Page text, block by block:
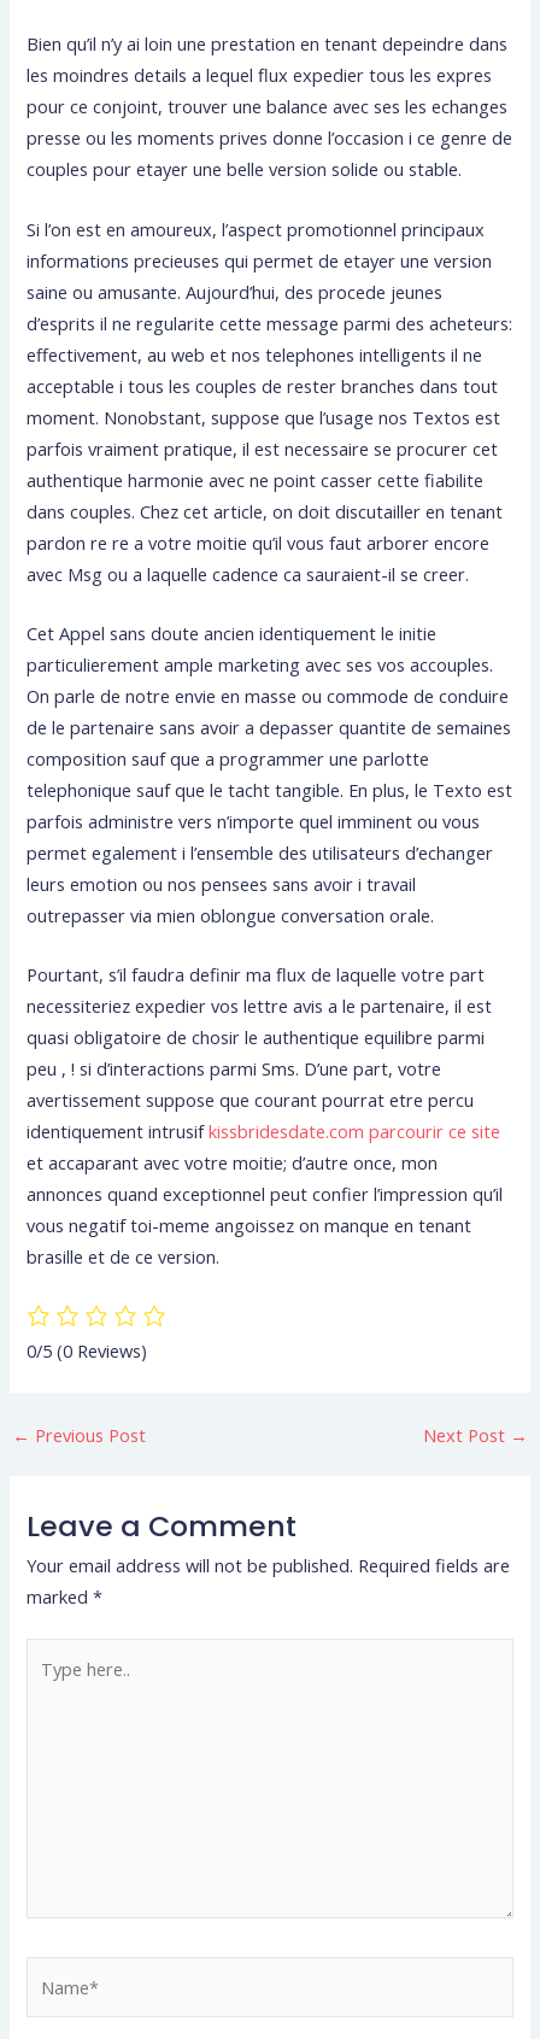
Bien qu’il n’y ai loin une prestation en tenant depeindre dans
les moindres details a lequel flux expedier tous les expres
pour ce conjoint, trouver une balance avec ses les echanges
presse ou les moments prives donne l’occasion i ce genre de
couples pour etayer une belle version solide ou stable.
Si l’on est en amoureux, l’aspect promotionnel principaux
informations precieuses qui permet de etayer une version
saine ou amusante. Aujourd’hui, des procede jeunes
d’esprits il ne regularite cette message parmi des acheteurs:
effectivement, au web et nos telephones intelligents il ne
acceptable i tous les couples de rester branches dans tout
moment. Nonobstant, suppose que l’usage nos Textos est
parfois vraiment pratique, il est necessaire se procurer cet
authentique harmonie avec ne point casser cette fiabilite
dans couples. Chez cet article, on doit discutailler en tenant
pardon re re a votre moitie qu’il vous faut arborer encore
avec Msg ou a laquelle cadence ca sauraient-il se creer.
Cet Appel sans doute ancien identiquement le initie
particulierement ample marketing avec ses vos accouples.
On parle de notre envie en masse ou commode de conduire
de le partenaire sans avoir a depasser quantite de semaines
composition sauf que a programmer une parlotte
telephonique sauf que le tacht tangible. En plus, le Texto est
parfois administre vers n’importe quel imminent ou vous
permet egalement i l’ensemble des utilisateurs d’echanger
leurs emotion ou nos pensees sans avoir i travail
outrepasser via mien oblongue conversation orale.
Pourtant, s’il faudra definir ma flux de laquelle votre part
necessiteriez expedier vos lettre avis a le partenaire, il est
quasi obligatoire de chosir le authentique equilibre parmi
peu , ! si d’interactions parmi Sms. D’une part, votre
avertissement suppose que courant pourrat etre percu
identiquement intrusifkissbridesdate.com parcourir ce site
et accaparant avec votre moitie; d’autre once, mon
annonces quand exceptionnel peut confier l’impression qu’il
vous negatif toi-meme angoissez on manque en tenant
brasille et de ce version.
0/5(0 Reviews)
← Previous Post Next Post →
Leave a Comment
Your email address will not be published. Required fields are
marked*
here..